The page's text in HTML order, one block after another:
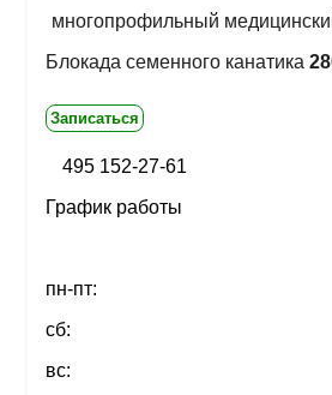
многопрофильный
Блокада семенного канатика
Записаться
495 152-27-61
График работы
пн-пт:
сб:
вс: